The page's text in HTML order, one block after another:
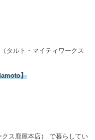
タルト・マイティワークス
】
ス鹿屋本店） で暮らしてい